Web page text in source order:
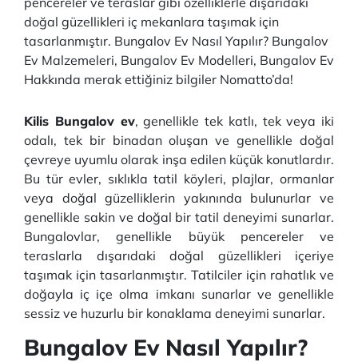
doğal güzellikleri iç mekanlara taşımak için
tasarlanmıştır. Bungalov Ev Nasıl Yapılır? Bungalov
Ev Malzemeleri, Bungalov Ev Modelleri, Bungalov Ev
Hakkında merak ettiğiniz bilgiler Nomatto’da!
Kilis Bungalov ev, genellikle tek katlı, tek veya iki
odalı, tek bir binadan oluşan ve genellikle doğal
çevreye uyumlu olarak inşa edilen küçük konutlardır.
Bu tür evler, sıklıkla tatil köyleri, plajlar, ormanlar
veya doğal güzelliklerin yakınında bulunurlar ve
genellikle sakin ve doğal bir tatil deneyimi sunarlar.
Bungalovlar, genellikle büyük pencereler ve
teraslarla dışarıdaki doğal güzellikleri içeriye
taşımak için tasarlanmıştır. Tatilciler için rahatlık ve
doğayla iç içe olma imkanı sunarlar ve genellikle
sessiz ve huzurlu bir konaklama deneyimi sunarlar.
Bungalov Ev Nasıl Yapılır?